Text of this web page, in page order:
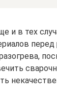
и в тех